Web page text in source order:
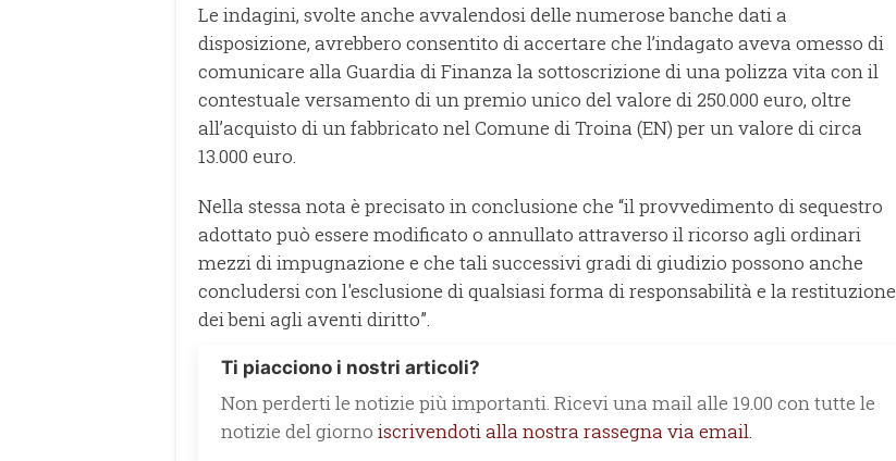
Le indagini, svolte anche avvalendosi delle numerose banche dati a
disposizione, avrebbero consentito di accertare che l’indagato aveva omesso di
comunicare alla Guardia di Finanza la sottoscrizione di una polizza vita con il
contestuale versamento di un premio unico del valore di 250.000 euro, oltre
all’acquisto di un fabbricato nel Comune di Troina (EN) per un valore di circa
13.000 euro.
Nella stessa nota è precisato in conclusione che “il provvedimento di sequestro
adottato può essere modificato o annullato attraverso il ricorso agli ordinari
mezzi di impugnazione e che tali successivi gradi di giudizio possono anche
concludersi con l'esclusione di qualsiasi forma di responsabilità e la restituzione
dei beni agli aventi diritto”.
Ti piacciono i nostri articoli?
Non perderti le notizie più importanti. Ricevi una mail alle 19.00 con tutte le
notizie del giorno iscrivendoti alla nostra rassegna via email.